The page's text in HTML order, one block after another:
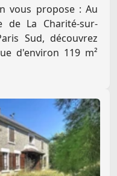
vous propose : Au
de La Charité-sur-
Sud, découvrez
d'environ 119 m²